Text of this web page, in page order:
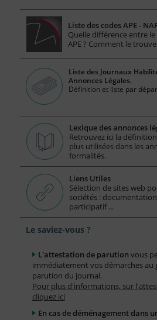
Liste des codes APE -
Quelle différence entre
APE ? Comment le
Liste des Journaux
Annonces Légales.
Définition et liste par
Lexique des annonces
Retrouvez ici la
plus utilisées dans les
formalités.
Liens Utiles
Sélection de sites web
sociétés :
participatif ...
Le saviez-vous ?
L'attestation de parution vous
immédiatement vos démarches au
parution du journal.
Pour plus d'informations, sur
cliquez ici
En cas de déménagement dans